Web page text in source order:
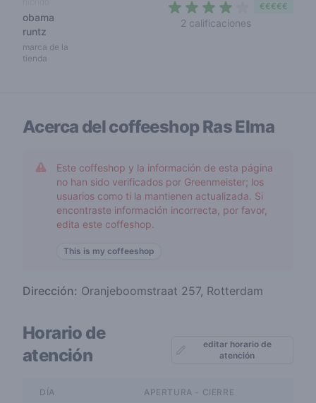
obama
runtz
marca de la
tienda
2 calificaciones
€€€€€
Acerca del coffeeshopRas Elma
Este coffeshop y la información de esta página
no han sido verificados por Greenmeister; los
usuarios como ti la mantienen actualizada. Si
encontraste información incorrecta, por favor,
edita este coffeshop.
This is my coffeeshop
Dirección: Oranjeboomstraat 257, Rotterdam
Horario de
atención
editar horario de
atención
DÍA APERTURA - CIERRE